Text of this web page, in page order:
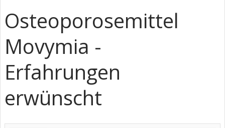
Osteoporosemittel
Movymia -
Erfahrungen
erwünscht